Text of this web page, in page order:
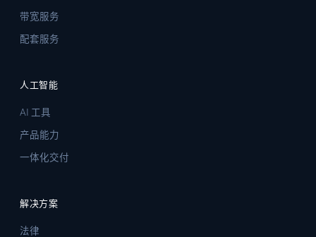
带宽服务
配套服务
人工智能
AI 工具
产品能力
一体化交付
解决方案
法律